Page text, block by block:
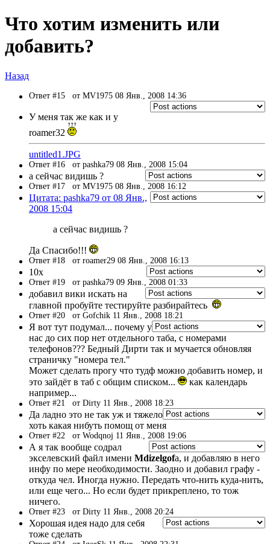
Что хотим изменить или
добавить?
Назад
Ответ #15 от MV1975 08 Янв., 2008 14:36
У меня так же как и у
roamer32
untitled1.JPG
Ответ #16 от pashka79 08 Янв., 2008 15:04
а сейчас видишь ?
Ответ #17 от MV1975 08 Янв., 2008 16:12
Цитата: pashka79 от 08 Янв.,
2008 15:04
а сейчас видишь ?
Да Спасибо!!!
Ответ #18 от roamer29 08 Янв., 2008 16:13
10x
Ответ #19 от pashka79 09 Янв., 2008 01:33
добавил вики искать на
главной пробуйте тестируйте разбирайтесь
Ответ #20 от Gofchik 11 Янв., 2008 18:21
Я вот тут подумал... почему у
нас до сих пор нет отдельного таба, с номерами
телефонов??? Бедный Дирти так и мучается обновляя
страничку "номера тел."
Может сделать прогу что тудф можно добавить номер, и
это зайдёт в таб с общим списком...
как календарь
например...
Ответ #21 от Dirty 11 Янв., 2008 18:23
Да ладно это не так уж и тяжело
хоть какая нибуть помощ от меня
Ответ #22 от Wodqnoj 11 Янв., 2008 19:06
А я так вообще содрал
экселевский файл имени Mdizelgofa, и добавляю в него
инфу по мере необходимости. Заодно и добавил графу -
откуда чел. Иногда нужно. Передать что-нить куда-нить,
или еще чего... Но если будет прикреплено, то тож
ничего.
Ответ #23 от Dirty 11 Янв., 2008 20:24
Хорошая идея надо для себя
тоже сделать